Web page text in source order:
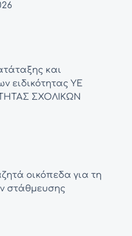
και
ειδικότητας ΥΕ
ΣΧΟΛΙΚΩΝ
οικόπεδα για τη
στάθμευσης